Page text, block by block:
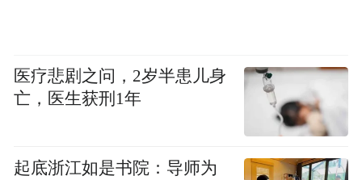
医疗悲剧之问，2岁半患儿身
亡，医生获刑1年
起底浙江如是书院：导师为